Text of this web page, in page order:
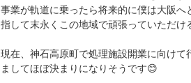
事業が軌道に乗ったら将来的に僕は大阪へ
指して末永くこの地域で頑張っていただけ
現在、神石高原町で処理施設開業に向けて
ましてほぼ決まりになりそうです😊